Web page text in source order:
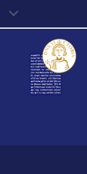
contenuto